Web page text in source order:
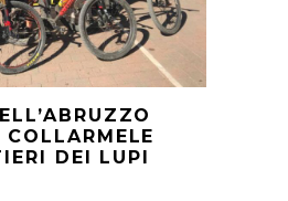
DEI LUPI